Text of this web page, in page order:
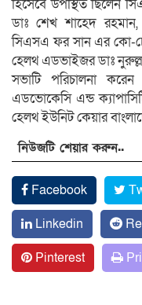
হিসেবে উপস্থিত ছিলেন
ডাঃ শেখ শাহেদ রহমান,
সিএসএ ফর সান এর কো-
হেলথ এডভাইজর ডাঃ
সভাটি পরিচালনা
এডভোকেসি এন্ড
হেলথ ইউনিট কেয়ার
নিউজটি শেয়ার করুন..
Facebook
Linkedin
Pinterest